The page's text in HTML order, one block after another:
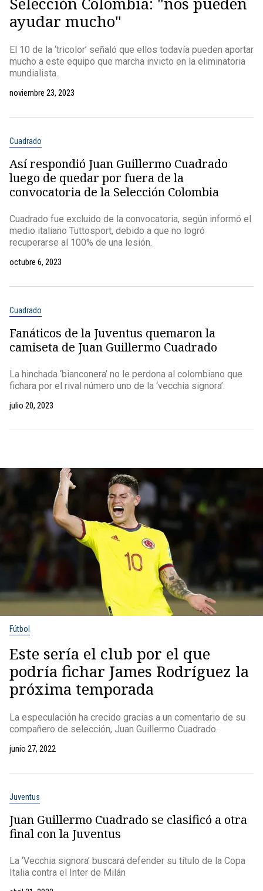
ayudar mucho"
El 10 de la ‘tricolor’ señaló que ellos todavía pueden aportar
mucho a este equipo que marcha invicto en la eliminatoria
mundialista.
noviembre 23, 2023
Cuadrado
Así respondió Juan Guillermo Cuadrado
luego de quedar por fuera de la
convocatoria de la Selección Colombia
Cuadrado fue excluido de la convocatoria, según informó el
medio italiano Tuttosport, debido a que no logró
recuperarse al 100% de una lesión.
octubre 6, 2023
Cuadrado
Fanáticos de la Juventus quemaron la
camiseta de Juan Guillermo Cuadrado
La hinchada ‘bianconera’ no le perdona al colombiano que
fichara por el rival número uno de la ‘vecchia signora’.
julio 20, 2023
Fútbol
Este sería el club por el que
podría fichar James Rodríguez la
próxima temporada
La especulación ha crecido gracias a un comentario de su
compañero de selección, Juan Guillermo Cuadrado.
junio 27, 2022
Juventus
Juan Guillermo Cuadrado se clasificó a otra
final con la Juventus
La ‘Vecchia signora’ buscará defender su título de la Copa
Italia contra el Inter de Milán